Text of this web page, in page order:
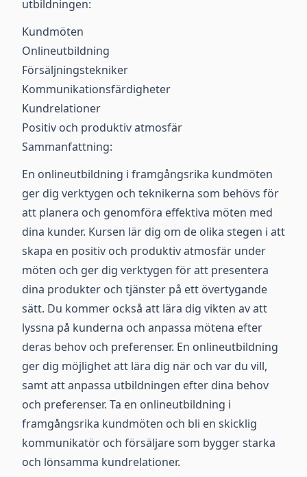
utbildningen:
Kundmöten
Onlineutbildning
Försäljningstekniker
Kommunikationsfärdigheter
Kundrelationer
Positiv och produktiv atmosfär
Sammanfattning:
En onlineutbildning i framgångsrika kundmöten
ger dig verktygen och teknikerna som behövs för
att planera och genomföra effektiva möten med
dina kunder. Kursen lär dig om de olika stegen i att
skapa en positiv och produktiv atmosfär under
möten och ger dig verktygen för att presentera
dina produkter och tjänster på ett övertygande
sätt. Du kommer också att lära dig vikten av att
lyssna på kunderna och anpassa mötena efter
deras behov och preferenser. En onlineutbildning
ger dig möjlighet att lära dig när och var du vill,
samt att anpassa utbildningen efter dina behov
och preferenser. Ta en onlineutbildning i
framgångsrika kundmöten och bli en skicklig
kommunikatör och försäljare som bygger starka
och lönsamma kundrelationer.